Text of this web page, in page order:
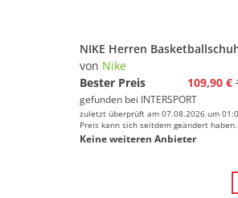
von Nike
Bester Preis
109,90 €
gefunden bei INTERSPORT
zuletzt überprüft am 07.08.2026 um
Preis kann sich seitdem geändert haben.
Keine weiteren Anbieter